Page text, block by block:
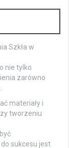
Szkła w
nie tylko
zarówno
materiały i
tworzeniu
sukcesu jest